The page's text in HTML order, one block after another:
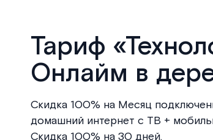
Тариф
Онлайм в
Скидка 100% на Месяц
домашний интернет с ТВ +
Скидка 100% на 30 дней.